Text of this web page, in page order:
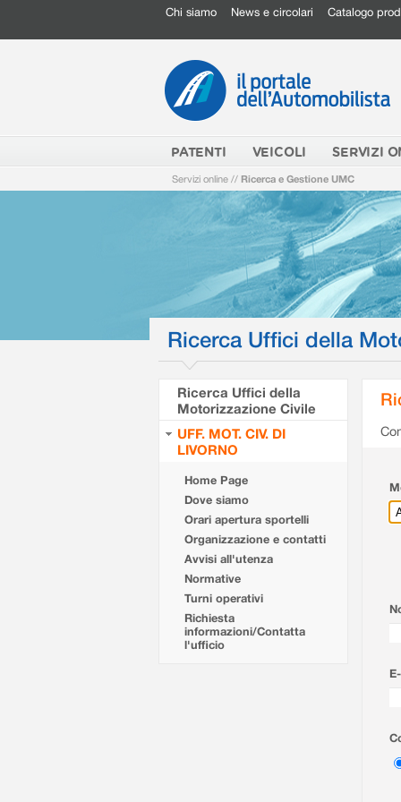
Chi siamo News e circolari Catalogo
PATENTI VEICOLI SERVIZI
Servizi online // Ricerca e Gestione UMC
Ricerca Uffici della
Ricerca Uffici della
Motorizzazione Civile
UFF. MOT. CIV. DI
LIVORNO
Home Page
Dove siamo
Orari apertura sportelli
Organizzazione e contatti
Avvisi all'utenza
Normative
Turni operativi
Richiesta
informazioni/Contatta
l'ufficio